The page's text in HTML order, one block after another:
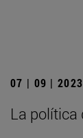
07 | 09 | 2023
La política